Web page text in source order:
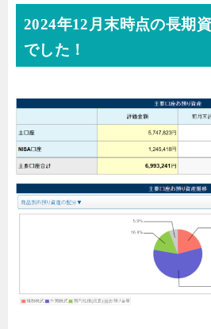
2024年12月末時点の長期
でした！